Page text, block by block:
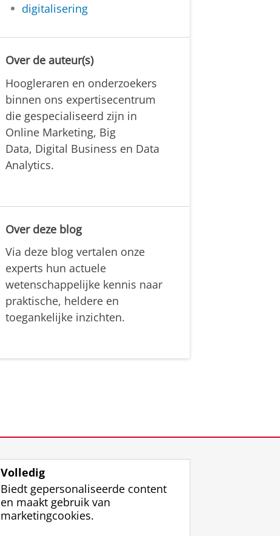
digitalisering
Over de auteur(s)
Hoogleraren en onderzoekers
binnen ons expertisecentrum
die gespecialiseerd zijn in
Online Marketing, Big
Data, Digital Business en Data
Analytics.
Over deze blog
Via deze blog vertalen onze
experts hun actuele
wetenschappelijke kennis naar
praktische, heldere en
toegankelijke inzichten.
Volledig
Biedt gepersonaliseerde content
en maakt gebruik van
marketingcookies.